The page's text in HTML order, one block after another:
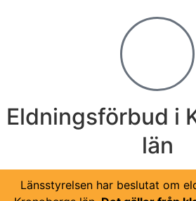
Eldningsförbud i
län
Länsstyrelsen har beslutat om